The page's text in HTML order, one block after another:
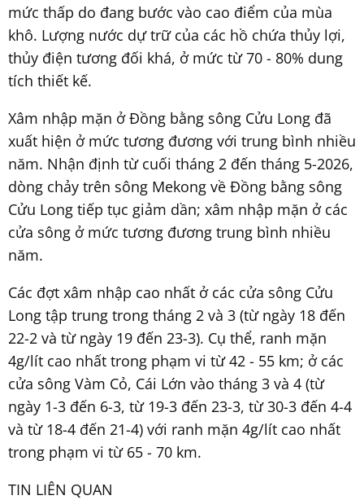
mức thấp do đang bước vào cao điểm của mùa
khô. Lượng nước dự trữ của các hồ chứa thủy lợi,
thủy điện tương đối khá, ở mức từ 70 - 80% dung
tích thiết kế.
Xâm nhập mặn ở Đồng bằng sông Cửu Long đã
xuất hiện ở mức tương đương với trung bình nhiều
năm. Nhận định từ cuối tháng 2 đến tháng 5-2026,
dòng chảy trên sông Mekong về Đồng bằng sông
Cửu Long tiếp tục giảm dần; xâm nhập mặn ở các
cửa sông ở mức tương đương trung bình nhiều
năm.
Các đợt xâm nhập cao nhất ở các cửa sông Cửu
Long tập trung trong tháng 2 và 3 (từ ngày 18 đến
22-2 và từ ngày 19 đến 23-3). Cụ thể, ranh mặn
4g/lít cao nhất trong phạm vi từ 42 - 55 km; ở các
cửa sông Vàm Cỏ, Cái Lớn vào tháng 3 và 4 (từ
ngày 1-3 đến 6-3, từ 19-3 đến 23-3, từ 30-3 đến 4-4
và từ 18-4 đến 21-4) với ranh mặn 4g/lít cao nhất
trong phạm vi từ 65 - 70 km.
TIN LIÊN QUAN